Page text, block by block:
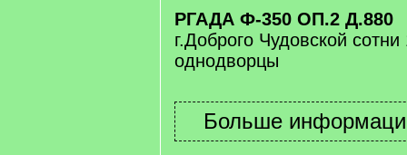
РГАДА Ф-350 ОП.2 Д.880
г.Доброго Чудовской сотни
однодворцы